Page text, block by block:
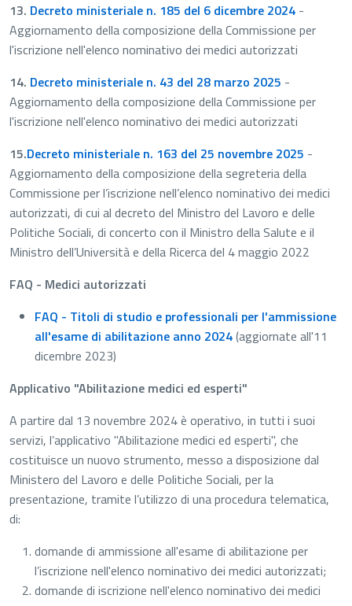
13. Decreto ministeriale n. 185 del 6 dicembre 2024 -
Aggiornamento della composizione della Commissione per
l'iscrizione nell'elenco nominativo dei medici autorizzati
14. Decreto ministeriale n. 43 del 28 marzo 2025 -
Aggiornamento della composizione della Commissione per
l'iscrizione nell'elenco nominativo dei medici autorizzati
15.Decreto ministeriale n. 163 del 25 novembre 2025 -
Aggiornamento della composizione della segreteria della
Commissione per l’iscrizione nell’elenco nominativo dei medici
autorizzati, di cui al decreto del Ministro del Lavoro e delle
Politiche Sociali, di concerto con il Ministro della Salute e il
Ministro dell’Università e della Ricerca del 4 maggio 2022
FAQ - Medici autorizzati
FAQ - Titoli di studio e professionali per l'ammissione
all'esame di abilitazione anno 2024(aggiornate all'11
dicembre 2023)
Applicativo "Abilitazione medici ed esperti"
A partire dal 13 novembre 2024 è operativo, in tutti i suoi
servizi, l’applicativo "Abilitazione medici ed esperti", che
costituisce un nuovo strumento, messo a disposizione dal
Ministero del Lavoro e delle Politiche Sociali, per la
presentazione, tramite l’utilizzo di una procedura telematica,
di:
domande di ammissione all'esame di abilitazione per
l’iscrizione nell'elenco nominativo dei medici autorizzati;
domande di iscrizione nell'elenco nominativo dei medici